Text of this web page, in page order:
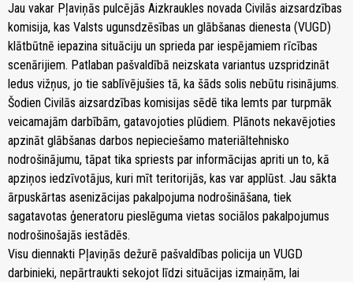
Jau vakar Pļaviņās pulcējās Aizkraukles novada Civilās aizsardzības
komisija, kas Valsts ugunsdzēsības un glābšanas dienesta (VUGD)
klātbūtnē iepazina situāciju un sprieda par iespējamiem rīcības
scenārijiem. Patlaban pašvaldībā neizskata variantus uzspridzināt
ledus vižņus, jo tie sablīvējušies tā, ka šāds solis nebūtu risinājums.
Šodien Civilās aizsardzības komisijas sēdē tika lemts par turpmāk
veicamajām darbībām, gatavojoties plūdiem. Plānots nekavējoties
apzināt glābšanas darbos nepieciešamo materiāltehnisko
nodrošinājumu, tāpat tika spriests par informācijas apriti un to, kā
apziņos iedzīvotājus, kuri mīt teritorijās, kas var applūst. Jau sākta
ārpuskārtas asenizācijas pakalpojuma nodrošināšana, tiek
sagatavotas ģeneratoru pieslēguma vietas sociālos pakalpojumus
nodrošinošajās iestādēs.
Visu diennakti Pļaviņās dežurē pašvaldības policija un VUGD
darbinieki, nepārtraukti sekojot līdzi situācijas izmaiņām, lai